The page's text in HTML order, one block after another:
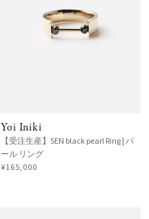
Yoi Iniki
【受注生産】SEN black pearl Ring | パ
ール リング
¥165,000